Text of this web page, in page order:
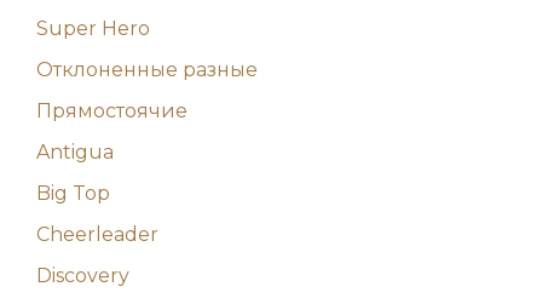
Super Hero
Отклоненные разные
Прямостоячие
Antigua
Big Top
Cheerleader
Discovery